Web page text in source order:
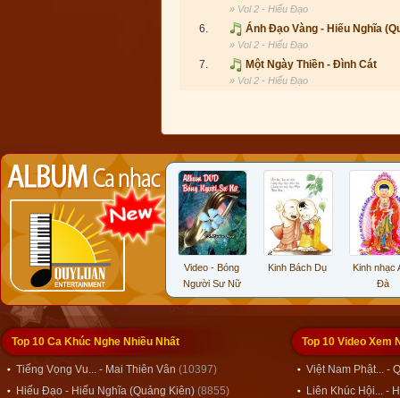
» Vol 2 - Hiếu Đạo
6. Ánh Đạo Vàng - Hiếu Nghĩa
» Vol 2 - Hiếu Đạo
7. Một Ngày Thiền - Đình Cát
» Vol 2 - Hiếu Đạo
Nhẫn Thì An
Luận giảng
Phật A Di Đà
Video - Bóng
Người Sư Nữ
Kinh Bách Dụ
Kinh nhạc A
Đà
Top 10 Ca Khúc Nghe Nhiều Nhất
Tiếng Vọng Vu... - Mai Thiên Vân (10397)
Hiếu Đạo - Hiếu Nghĩa (Quảng Kiên) (8855)
Top 10 Video Xem
Việt Nam Phật... -
Liên Khúc Hội... -